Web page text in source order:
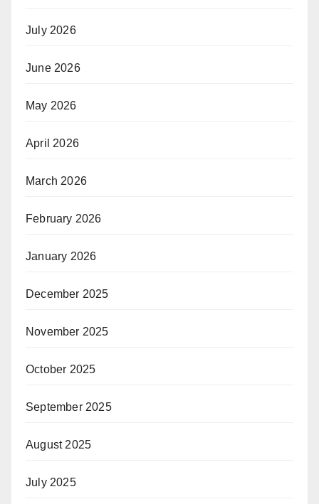
July 2026
June 2026
May 2026
April 2026
March 2026
February 2026
January 2026
December 2025
November 2025
October 2025
September 2025
August 2025
July 2025